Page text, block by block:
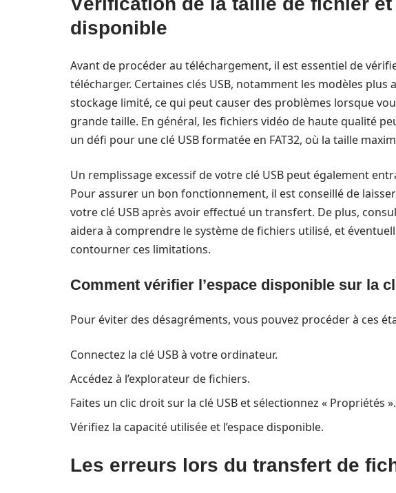
disponible
Avant de procéder au téléchargement, il est essentiel de
télécharger. Certaines clés USB, notamment les modèles plus
stockage limité, ce qui peut causer des problèmes lorsque
grande taille. En général, les fichiers vidéo de haute qualité
un défi pour une clé USB formatée en FAT32, où la taille
Un remplissage excessif de votre clé USB peut également
Pour assurer un bon fonctionnement, il est conseillé de
votre clé USB après avoir effectué un transfert. De plus,
aidera à comprendre le système de fichiers utilisé, et
contourner ces limitations.
Comment vérifier l’espace disponible sur la
Pour éviter des désagréments, vous pouvez procéder à ces
Connectez la clé USB à votre ordinateur.
Accédez à l’explorateur de fichiers.
Faites un clic droit sur la clé USB et sélectionnez « Propriétés ».
Vérifiez la capacité utilisée et l’espace disponible.
Les erreurs lors du transfert de